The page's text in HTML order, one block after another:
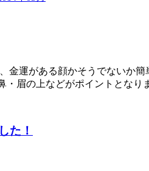
金運がある顔かそうでないか
・眉の上などがポイントとな
た！